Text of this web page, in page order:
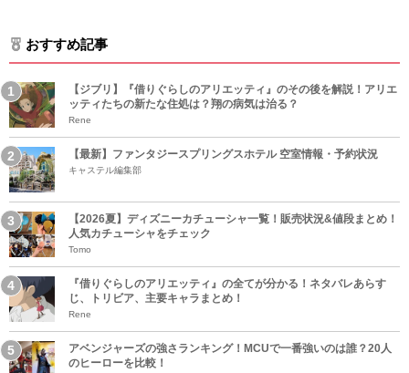
おすすめ記事
【ジブリ】『借りぐらしのアリエッティ』のその後を解説！アリエ
ッティたちの新たな住処は？翔の病気は治る？
Rene
【最新】ファンタジースプリングスホテル 空室情報・予約状況
キャステル編集部
【2026夏】ディズニーカチューシャ一覧！販売状況&値段まとめ！
人気カチューシャをチェック
Tomo
『借りぐらしのアリエッティ』の全てが分かる！ネタバレあらす
じ、トリビア、主要キャラまとめ！
Rene
アベンジャーズの強さランキング！MCUで一番強いのは誰？20人
のヒーローを比較！